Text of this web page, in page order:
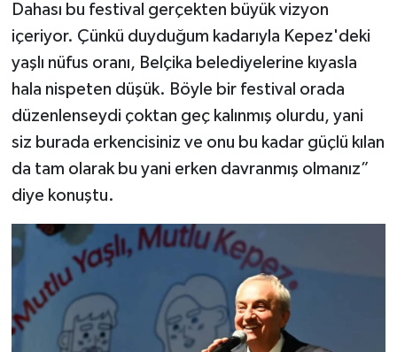
Dahası bu festival gerçekten büyük vizyon
içeriyor. Çünkü duyduğum kadarıyla Kepez'deki
yaşlı nüfus oranı, Belçika belediyelerine kıyasla
hala nispeten düşük. Böyle bir festival orada
düzenlenseydi çoktan geç kalınmış olurdu, yani
siz burada erkencisiniz ve onu bu kadar güçlü kılan
da tam olarak bu yani erken davranmış olmanız”
diye konuştu.